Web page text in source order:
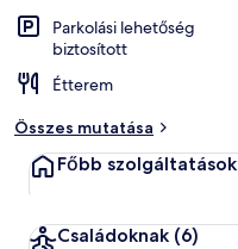
Parkolási lehetőség
biztosított
Étterem
Összes mutatása
Főbb szolgáltatások
Családoknak (6)